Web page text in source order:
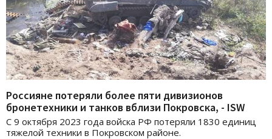
Россияне потеряли более пяти дивизионов
бронетехники и танков вблизи Покровска, - ISW
С 9 октября 2023 года войска РФ потеряли 1830 единиц
тяжелой техники в Покровском районе.